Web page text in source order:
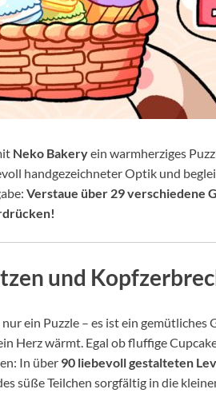
Neko Bakeryein warmherziges
handgezeichneter Optik und
Verstaue über 29 verschiedene
und
ein Puzzle – es ist ein gemütliches
Herz wärmt. Egal ob fluffige
In über 90 liebevoll gestalteten
süße Teilchen sorgfältig in die